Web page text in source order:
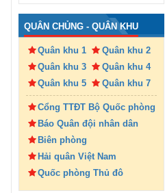
QUÂN CHỦNG - QUÂN KHU
Quân khu 1
Quân khu 2
Quân khu 3
Quân khu 4
Quân khu 5
Quân khu 7
Cổng TTĐT Bộ Quốc phòng
Báo Quân đội nhân dân
Biên phòng
Hải quân Việt Nam
Quốc phòng Thủ đô